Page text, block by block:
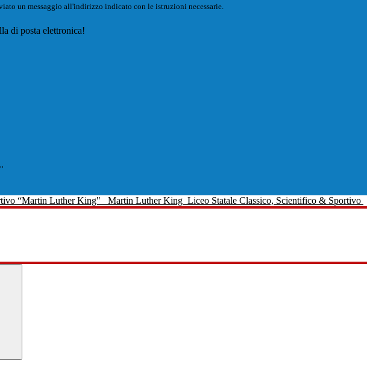
un messaggio all'indirizzo indicato con le istruzioni necessarie.
di posta elettronica!
Martin Luther King Liceo Statale Classico, Scientifico & Sportivo